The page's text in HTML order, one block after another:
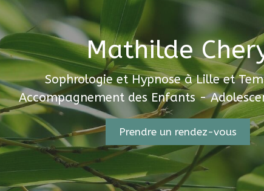
Mathilde
Sophrologie et Hypnose à Lille et
Accompagnement des Enfants -
Prendre un rendez-vous